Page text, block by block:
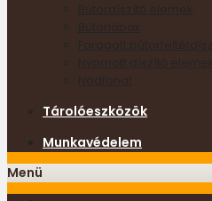
Bútordíszítő elemek
Bútorlábak
Faragott bútorfeltétdísz
Nyomott díszítő elemek
Tárolóeszközök
Munkavédelem
Menü